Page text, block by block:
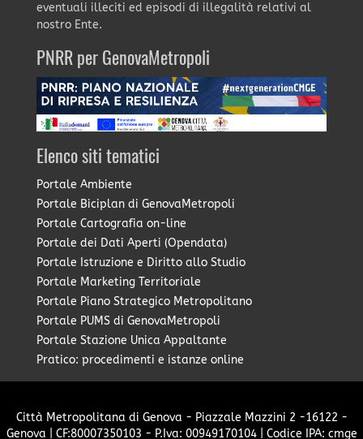
eventuali illeciti ed episodi di illegalità relativi al
nostro Ente.
PNRR per GenovaMetropoli
Elenco siti tematici
Portale Ambiente
Portale Biciplan di GenovaMetropoli
Portale Cartografia on-line
Portale dei Dati Aperti (Opendata)
Portale Istruzione e Diritto allo Studio
Portale Marketing Territoriale
Portale Piano Strategico Metropolitano
Portale PUMS di GenovaMetropoli
Portale Stazione Unica Appaltante
Pratico: procedimenti e istanze online
Città Metropolitana di Genova - Piazzale Mazzini 2 -16122 -
Genova | CF:80007350103 - P.Iva: 00949170104 | Codice IPA: cmge